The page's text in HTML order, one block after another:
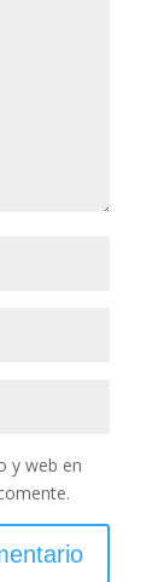
y web en